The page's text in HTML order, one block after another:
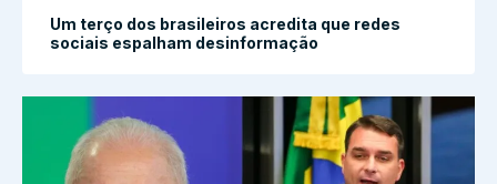
Um terço dos brasileiros acredita que redes
sociais espalham desinformação